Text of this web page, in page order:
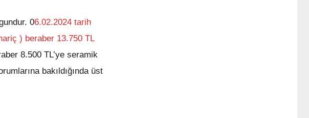
06.02.2024 tarih
) beraber 13.750 TL
8.500 TL’ye seramik
bakıldığında üst